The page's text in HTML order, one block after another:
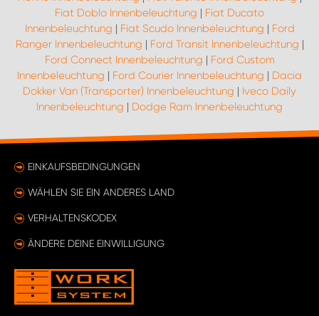
Fiat Doblo Innenbeleuchtung | Fiat Ducato
Innenbeleuchtung | Fiat Scudo Innenbeleuchtung | Ford
Ranger Innenbeleuchtung | Ford Transit Innenbeleuchtung |
Ford Connect Innenbeleuchtung | Ford Custom
Innenbeleuchtung | Ford Courier Innenbeleuchtung | Dacia
Dokker Van (Transporter) Innenbeleuchtung | Iveco Daily
Innenbeleuchtung | Dodge Ram Innenbeleuchtung
EINKAUFSBEDINGUNGEN
WÄHLEN SIE EIN ANDERES LAND
VERHALTENSKODEX
ÄNDERE DEINE EINWILLIGUNG